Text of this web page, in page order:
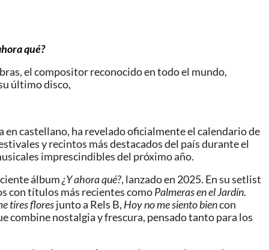
qué?
el compositor reconocido en todo el mundo,
último disco,
en castellano, ha revelado oficialmente el calendario de
y recintos más destacados del país durante el
imprescindibles del próximo año.
álbum¿Y ahora qué?, lanzado en 2025. En su setlist
con títulos más recientes comoPalmeras en el Jardín.
tires floresjunto a Rels B, Hoy no me siento biencon
combine nostalgia y frescura, pensado tanto para los